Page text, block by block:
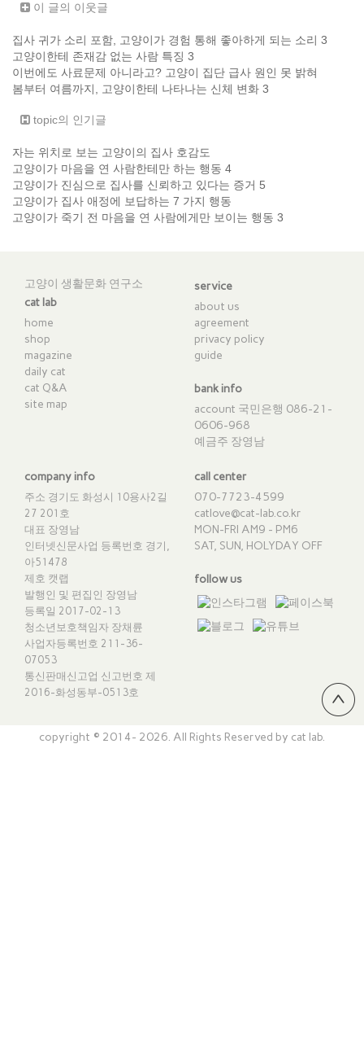
이 글의 이웃글
집사 귀가 소리 포함, 고양이가 경험 통해 좋아하게 되는 소리 3
고양이한테 존재감 없는 사람 특징 3
이번에도 사료문제 아니라고? 고양이 집단 급사 원인 못 밝혀
봄부터 여름까지, 고양이한테 나타나는 신체 변화 3
topic의 인기글
자는 위치로 보는 고양이의 집사 호감도
고양이가 마음을 연 사람한테만 하는 행동 4
고양이가 진심으로 집사를 신뢰하고 있다는 증거 5
고양이가 집사 애정에 보답하는 7 가지 행동
고양이가 죽기 전 마음을 연 사람에게만 보이는 행동 3
고양이 생활문화 연구소
cat lab
home
shop
magazine
daily cat
cat Q&A
site map
service
about us
agreement
privacy policy
guide
bank info
account 국민은행 086-21-
0606-968
예금주 장영남
company info
주소 경기도 화성시 10용사2길
27 201호
대표 장영남
인터넷신문사업 등록번호 경기,
아51478
제호 캣랩
발행인 및 편집인 장영남
등록일 2017-02-13
청소년보호책임자 장채륜
사업자등록번호 211-36-
07053
통신판매신고업 신고번호 제
2016-화성동부-0513호
call center
070-7723-4599
catlove@cat-lab.co.kr
MON-FRI AM9 - PM6
SAT, SUN, HOLYDAY OFF
follow us
copyright © 2014- 2026. All Rights Reserved by cat lab.